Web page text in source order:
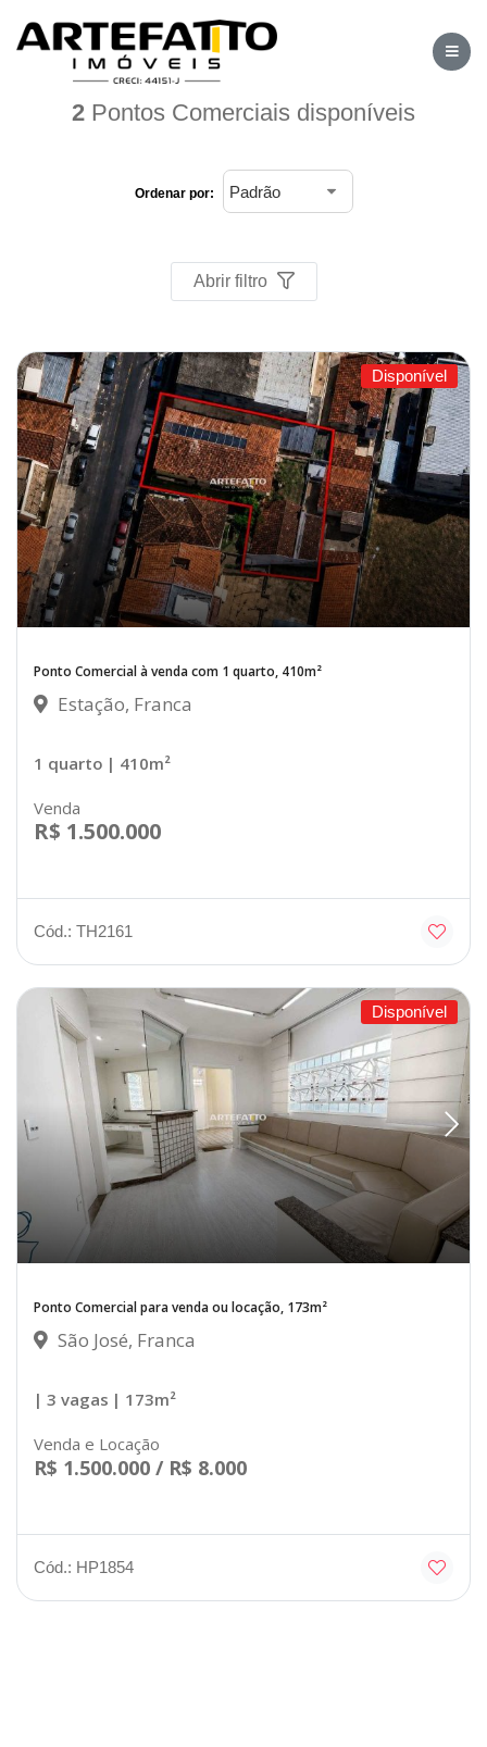
Home / Imóveis / Ponto Comercial
2 Pontos Comerciais disponíveis
Ordenar por:
Abrir filtro
Disponível
Ponto Comercial à venda com 1 quarto, 410m²
Estação, Franca
1 quarto | 410m²
Venda
R$ 1.500.000
Cód.: TH2161
Disponível
Ponto Comercial para venda ou locação, 173m²
São José, Franca
| 3 vagas | 173m²
Venda e Locação
R$ 1.500.000 / R$ 8.000
Cód.: HP1854